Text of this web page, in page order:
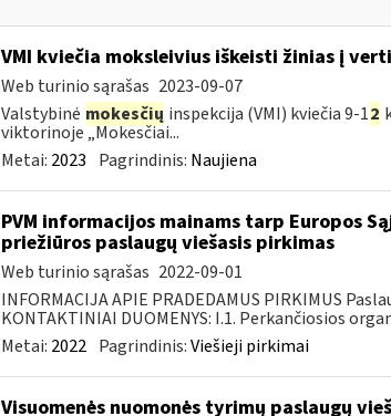
VMI kviečia moksleivius iškeisti žinias į
Web turinio sąrašas 2023-09-07
Valstybinė mokesčių inspekcija (VMI) kviečia 9-12
viktorinoje „Mokesčiai...
Metai: 2023 Pagrindinis: Naujiena
PVM informacijos mainams tarp Europos
priežiūros paslaugų viešasis pirkimas
Web turinio sąrašas 2022-09-01
INFORMACIJA APIE PRADEDAMUS PIRKIMUS
KONTAKTINIAI DUOMENYS: I.1. Perkančiosios
Metai: 2022 Pagrindinis:Viešieji pirkimai
Visuomenės nuomonės tyrimų paslaugų